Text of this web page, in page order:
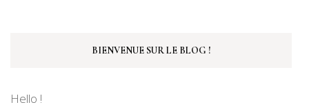
BIENVENUE SUR LE BLOG !
Hello !